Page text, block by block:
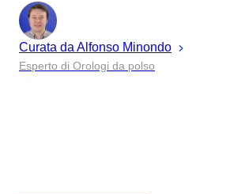
Curata da Alfonso Minondo
Esperto di Orologi da polso